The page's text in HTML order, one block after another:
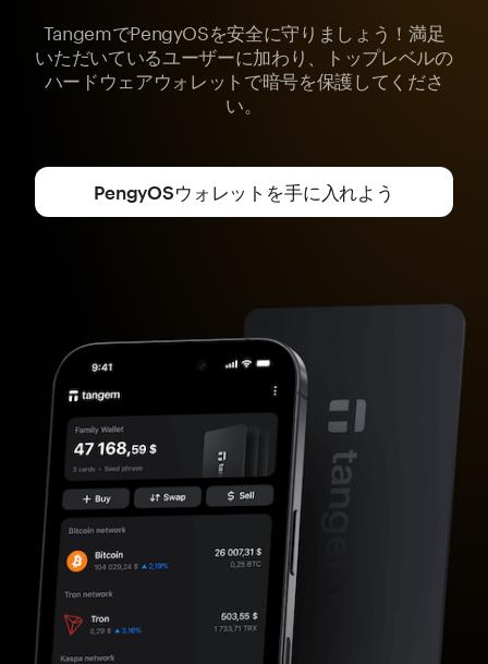
TangemでPengyOSを安全に守りましょう！満足
いただいているユーザーに加わり、トップレベルの
ハードウェアウォレットで暗号を保護してくださ
い。
PengyOSウォレットを手に入れよう